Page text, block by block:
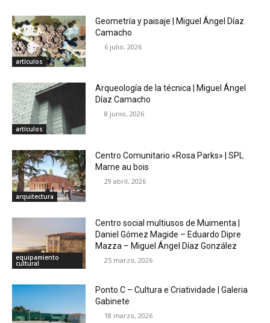
artículos
Geometría y paisaje | Miguel Ángel Díaz
Camacho
6 julio, 2026
artículos
Arqueología de la técnica | Miguel Ángel
Díaz Camacho
8 junio, 2026
arquitectura
Centro Comunitario «Rosa Parks» | SPL
Marne au bois
29 abril, 2026
equipamiento
cultural
Centro social multiusos de Muimenta |
Daniel Gómez Magide – Eduardo Dipre
Mazza – Miguel Ángel Díaz González
25 marzo, 2026
Ponto C – Cultura e Criatividade | Galeria
Gabinete
18 marzo, 2026